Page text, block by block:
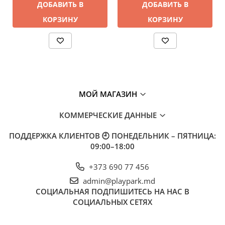
Для просмотра наших работ, перейдите по ссылке
уличных площадок PLAYPARK
ДОБАВИТЬ В
КОРЗИНУ
ДОБАВИТЬ В
КОРЗИНУ
МОЙ МАГАЗИН
КОММЕРЧЕСКИЕ ДАННЫЕ
ПОДДЕРЖКА КЛИЕНТОВ 🕘 ПОНЕДЕЛЬНИК – ПЯТНИЦА:
09:00–18:00
+373 690 77 456
admin@playpark.md
СОЦИАЛЬНАЯ ПОДПИШИТЕСЬ НА НАС В
СОЦИАЛЬНЫХ СЕТЯХ